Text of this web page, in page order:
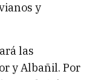
y
las
y Albañil. Por